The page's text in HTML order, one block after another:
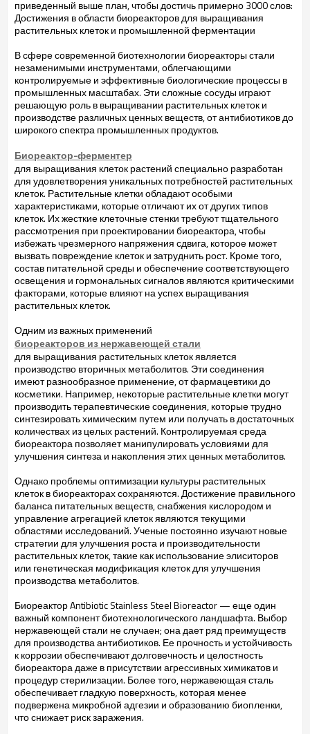
приведенный выше план, чтобы достичь примерно 3000 слов:
Достижения в области биореакторов для выращивания
растительных клеток и промышленной ферментации
В сфере современной биотехнологии биореакторы стали
незаменимыми инструментами, облегчающими
контролируемые и эффективные биологические процессы в
промышленных масштабах. Эти сложные сосуды играют
решающую роль в выращивании растительных клеток и
производстве различных ценных веществ, от антибиотиков до
широкого спектра промышленных продуктов.
Биореактор-ферментер
для выращивания клеток растений специально разработан
для удовлетворения уникальных потребностей растительных
клеток. Растительные клетки обладают особыми
характеристиками, которые отличают их от других типов
клеток. Их жесткие клеточные стенки требуют тщательного
рассмотрения при проектировании биореактора, чтобы
избежать чрезмерного напряжения сдвига, которое может
вызвать повреждение клеток и затруднить рост. Кроме того,
состав питательной среды и обеспечение соответствующего
освещения и гормональных сигналов являются критическими
факторами, которые влияют на успех выращивания
растительных клеток.
Одним из важных применений
биореакторов из нержавеющей стали
для выращивания растительных клеток является
производство вторичных метаболитов. Эти соединения
имеют разнообразное применение, от фармацевтики до
косметики. Например, некоторые растительные клетки могут
производить терапевтические соединения, которые трудно
синтезировать химическим путем или получать в достаточных
количествах из целых растений. Контролируемая среда
биореактора позволяет манипулировать условиями для
улучшения синтеза и накопления этих ценных метаболитов.
Однако проблемы оптимизации культуры растительных
клеток в биореакторах сохраняются. Достижение правильного
баланса питательных веществ, снабжения кислородом и
управление агрегацией клеток являются текущими
областями исследований. Ученые постоянно изучают новые
стратегии для улучшения роста и производительности
растительных клеток, такие как использование элиситоров
или генетическая модификация клеток для улучшения
производства метаболитов.
Биореактор Antibiotic Stainless Steel Bioreactor — еще один
важный компонент биотехнологического ландшафта. Выбор
нержавеющей стали не случаен; она дает ряд преимуществ
для производства антибиотиков. Ее прочность и устойчивость
к коррозии обеспечивают долговечность и целостность
биореактора даже в присутствии агрессивных химикатов и
процедур стерилизации. Более того, нержавеющая сталь
обеспечивает гладкую поверхность, которая менее
подвержена микробной адгезии и образованию биопленки,
что снижает риск заражения.